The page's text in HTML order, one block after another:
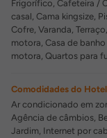
Frigorífico, Cafeteira /
casal, Cama kingsize,
Cofre, Varanda,
motora, Casa de
motora, Quartos para
Comodidades do Hotel
Ar condicionado em
Agência de câmbios,
Jardim, Internet por